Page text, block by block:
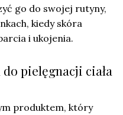
go do swojej rutyny,
kiedy skóra
i ukojenia.
pielęgnacji ciała
produktem, który